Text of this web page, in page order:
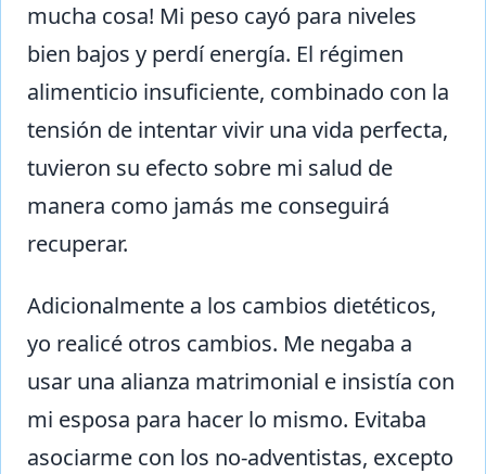
mucha cosa! Mi peso cayó para niveles
bien bajos y perdí energía. El régimen
alimenticio insuficiente, combinado con la
tensión de intentar vivir una vida perfecta,
tuvieron su efecto sobre mi salud de
manera como jamás me conseguirá
recuperar.
Adicionalmente a los cambios dietéticos,
yo realicé otros cambios. Me negaba a
usar una alianza matrimonial e insistía con
mi esposa para hacer lo mismo. Evitaba
asociarme con los no-adventistas, excepto